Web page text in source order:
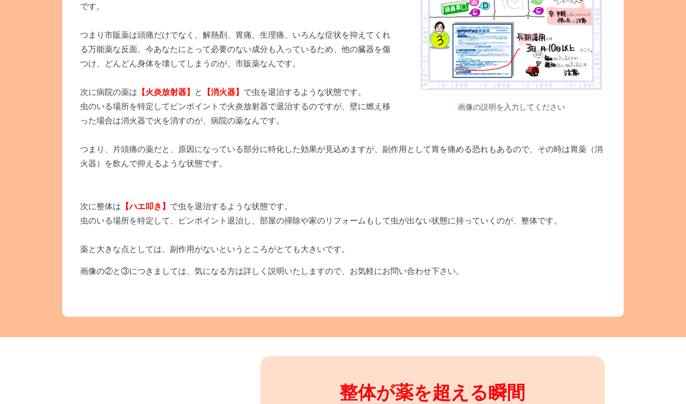
画像の説明を入力してください
です。
つまり市販薬は頭痛だけでなく、解熱剤、胃痛、生理痛、いろんな症状を抑えてくれ
る万能薬な反面、今あなたにとって必要のない成分も入っているため、他の臓器を傷
つけ、どんどん身体を壊してしまうのが、市販薬なんです。
次に病院の薬は 【火炎放射器】 と 【消火器】 で虫を退治するような状態です。
虫のいる場所を特定してピンポイントで火炎放射器で退治するのですが、壁に燃え移
った場合は消火器で火を消すのが、病院の薬なんです。
つまり、片頭痛の薬だと、原因になっている部分に特化した効果が見込めますが、副作用として胃を痛める恐れもあるので、その時は胃薬（消
火器）を飲んで抑えるような状態です。
次に整体は 【ハエ叩き】 で虫を退治するような状態です。
虫のいる場所を特定して、ピンポイント退治し、部屋の掃除や家のリフォームもして虫が出ない状態に持っていくのが、整体です。
薬と大きな点としては、副作用がないというところがとても大きいです。
画像の②と③につきましては、気になる方は詳しく説明いたしますので、お気軽にお問い合わせ下さい。
整体が薬を超える瞬間